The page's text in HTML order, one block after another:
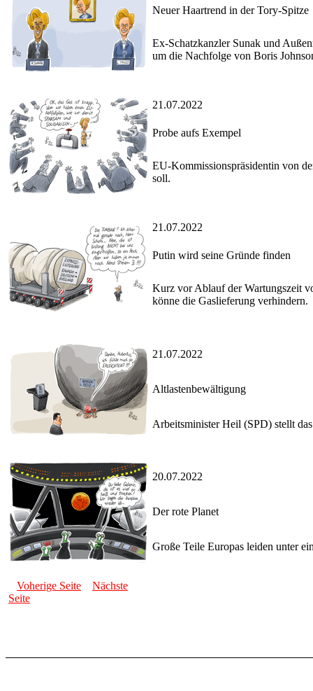
Neuer Haartrend in der Tory-Spitze
Ex-Schatzkanzler Sunak und
um die Nachfolge von Boris
21.07.2022
Probe aufs Exempel
EU-Kommissionspräsidentin von
soll.
21.07.2022
Putin wird seine Gründe finden
Kurz vor Ablauf der Wartungszeit
könne die Gaslieferung verhindern.
21.07.2022
Altlastenbewältigung
Arbeitsminister Heil (SPD) stellt
20.07.2022
Der rote Planet
Große Teile Europas leiden unter
Voherige Seite
Nächste
Seite